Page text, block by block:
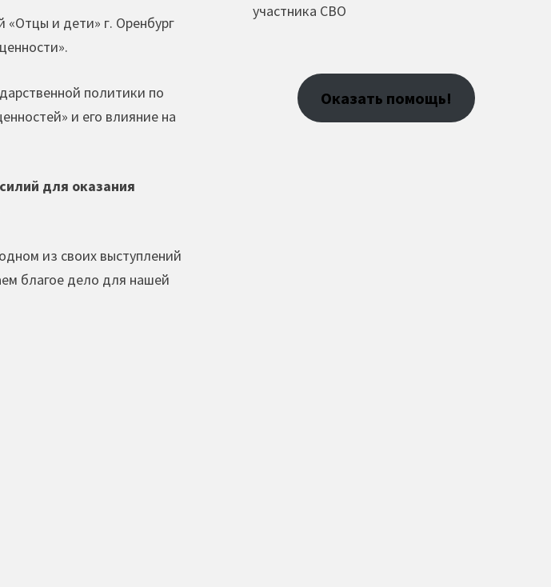
и дети» г. Оренбург
политики по
и его влияние на
для оказания
из своих выступлений
благое дело для нашей
участника СВО
Оказать помощь!